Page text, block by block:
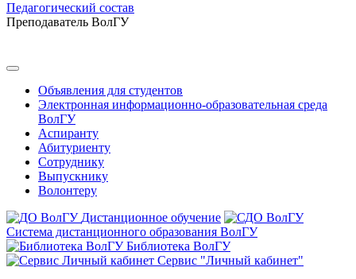
Педагогический состав
Преподаватель ВолГУ
Объявления для студентов
Электронная информационно-образовательная среда
ВолГУ
Аспиранту
Абитуриенту
Сотруднику
Выпускнику
Волонтеру
Дистанционное обучение
Система дистанционного образования ВолГУ
Библиотека ВолГУ
Сервис "Личный кабинет"